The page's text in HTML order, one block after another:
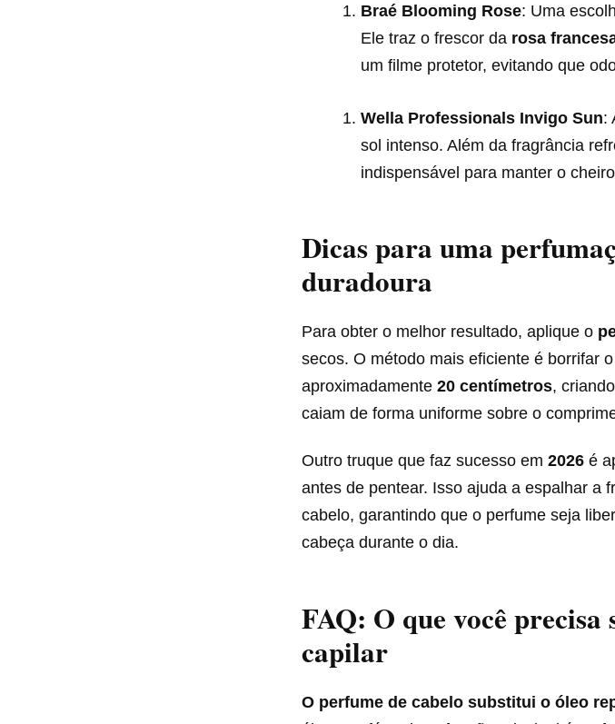
Braé Blooming Rose: Uma
Ele traz o frescor da rosa
um filme protetor, evitando que
Wella Professionals Invigo Sun:
sol intenso. Além da fragrância
indispensável para manter o
Dicas para uma
duradoura
Para obter o melhor resultado, aplique o
secos. O método mais eficiente é borrifar
aproximadamente 20 centímetros,
caiam de forma uniforme sobre o
Outro truque que faz sucesso em 2026 é
antes de pentear. Isso ajuda a espalhar a
cabelo, garantindo que o perfume seja
cabeça durante o dia.
FAQ: O que você
capilar
O perfume de cabelo substitui o óleo